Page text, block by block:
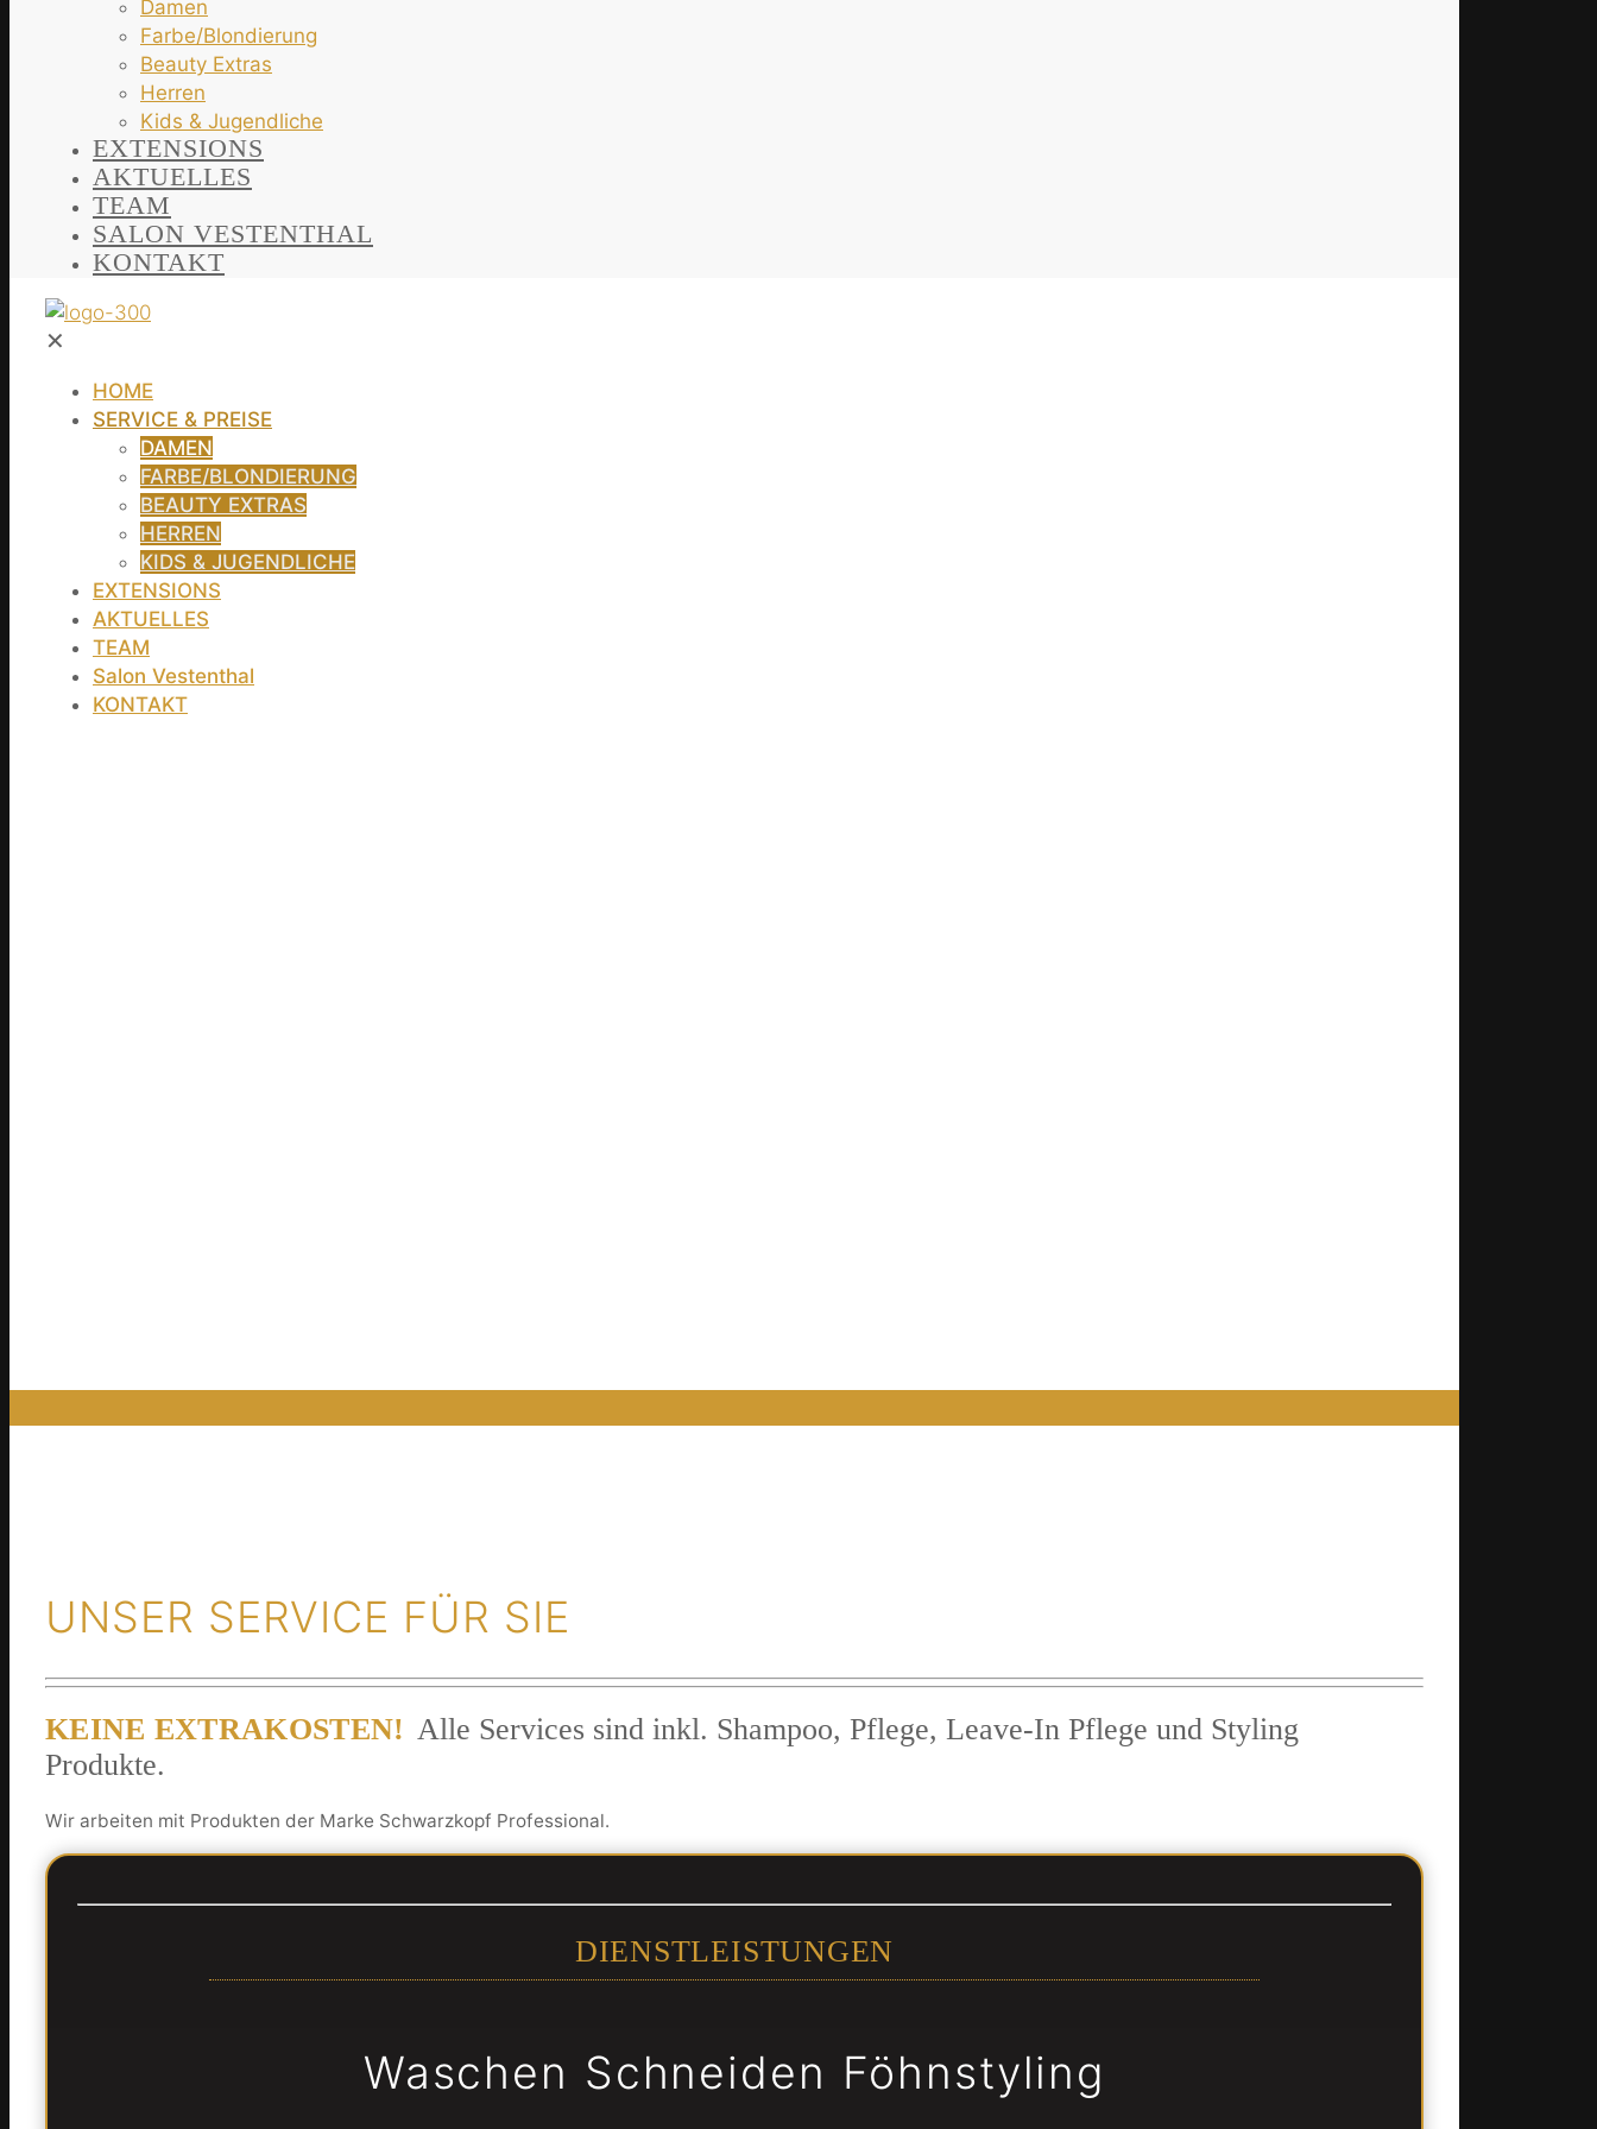
Damen
Farbe/Blondierung
Beauty Extras
Herren
Kids & Jugendliche
EXTENSIONS
AKTUELLES
TEAM
SALON VESTENTHAL
KONTAKT
✕
HOME
SERVICE & PREISE
DAMEN
FARBE/BLONDIERUNG
BEAUTY EXTRAS
HERREN
KIDS & JUGENDLICHE
EXTENSIONS
AKTUELLES
TEAM
Salon Vestenthal
KONTAKT
UNSER SERVICE FÜR SIE
KEINE EXTRAKOSTEN! Alle Services sind inkl. Shampoo, Pflege, Leave-In Pflege und Styling
Produkte.
Wir arbeiten mit Produkten der Marke Schwarzkopf Professional.
DIENSTLEISTUNGEN
Waschen Schneiden Föhnstyling